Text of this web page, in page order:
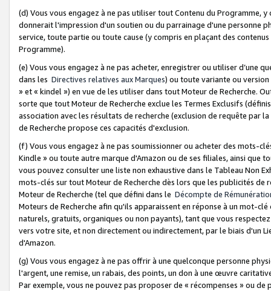
(d) Vous vous engagez à ne pas utiliser tout Contenu du Programme,
donnerait l'impression d'un soutien ou du parrainage d'une personne
service, toute partie ou toute cause (y compris en plaçant des
Programme).
(e) Vous vous engagez à ne pas acheter, enregistrer ou utiliser d’une
dans les Directives relatives aux Marques) ou toute variante ou
» et « kindel ») en vue de les utiliser dans tout Moteur de Recherche.
sorte que tout Moteur de Recherche exclue les Termes Exclusifs
association avec les résultats de recherche (exclusion de requête
de Recherche propose ces capacités d'exclusion.
(f) Vous vous engagez à ne pas soumissionner ou acheter des mots-
Kindle » ou toute autre marque d'Amazon ou de ses filiales, ainsi que
vous pouvez consulter une liste non exhaustive dans le Tableau Non
mots-clés sur tout Moteur de Recherche dès lors que les publicités de
Moteur de Recherche (tel que défini dans le Décompte de
Moteurs de Recherche afin qu'ils apparaissent en réponse à un mot-
naturels, gratuits, organiques ou non payants), tant que vous
vers votre site, et non directement ou indirectement, par le biais d'un
d'Amazon.
(g) Vous vous engagez à ne pas offrir à une quelconque personne
l'argent, une remise, un rabais, des points, un don à une œuvre
Par exemple, vous ne pouvez pas proposer de « récompenses » ou